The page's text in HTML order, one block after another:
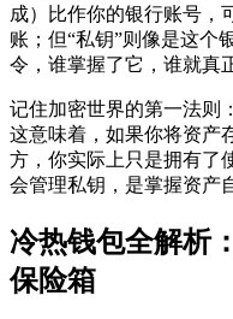
成）比作你的银行账号，
账；但“私钥”则像是这个
令，谁掌握了它，谁就真
记住加密世界的第一法则
这意味着，如果你将资产
方，你实际上只是拥有了
会管理私钥，是掌握资产
冷热钱包全解析
保险箱